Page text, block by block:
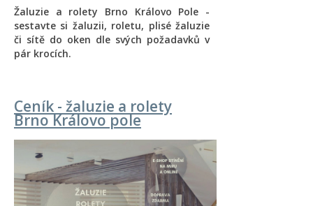
Žaluzie a rolety Brno Královo Pole -
sestavte si žaluzii, roletu, plisé žaluzie
či sítě do oken dle svých požadavků v
pár krocích.
Ceník - žaluzie a rolety
Brno Královo pole